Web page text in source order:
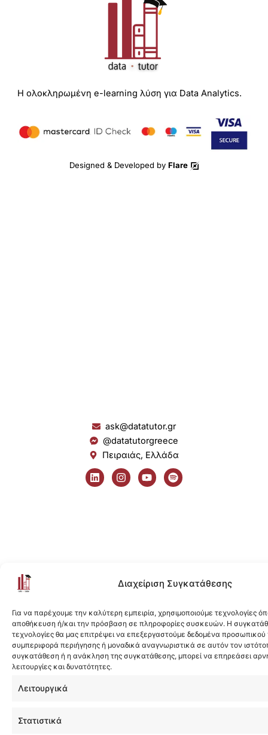
Διαχείριση Συγκατάθεσης
Για να παρέχουμε την καλύτερη εμπειρία, χρησιμοποιούμε τεχνολογίες
αποθήκευση ή/και την πρόσβαση σε πληροφορίες συσκευών. Η
τεχνολογίες θα μας επιτρέψει να επεξεργαστούμε δεδομένα
συμπεριφορά περιήγησης ή μοναδικά αναγνωριστικά σε αυτόν τον
συγκατάθεση ή η ανάκληση της συγκατάθεσης, μπορεί να επηρεάσει
λειτουργίες και δυνατότητες.
Λειτουργικά
Στατιστικά
Η ολοκληρωμένη e-learning λύση για Data Analytics.
Designed & Developed by Flare
ask@datatutor.gr
@datatutorgreece
Πειραιάς, Ελλάδα
L
i
n
I
n
s
Y
o
u
S
p
o